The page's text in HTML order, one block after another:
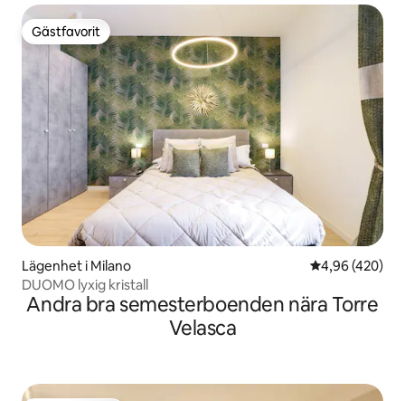
Gästfavorit
Gästfavorit
Lägenhet i Milano 4,96 av 5 i
4,96 (420)
DUOMO lyxig kristall
Andra bra semesterboenden nära Torre
Velasca